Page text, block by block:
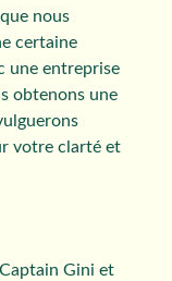
nous
certaine
une entreprise
obtenons une
votre clarté et
Gini et